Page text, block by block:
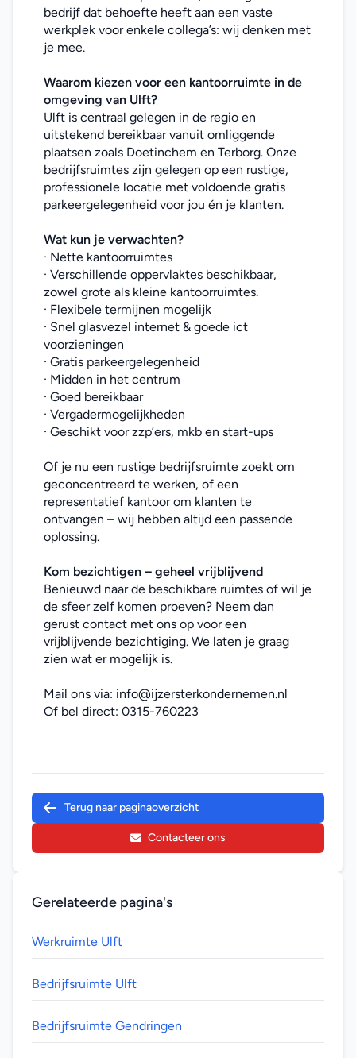
bedrijf dat behoefte heeft aan een vaste
werkplek voor enkele collega’s: wij denken met
je mee.
Waarom kiezen voor een kantoorruimte in de
omgeving van Ulft?
Ulft is centraal gelegen in de regio en
uitstekend bereikbaar vanuit omliggende
plaatsen zoals Doetinchem en Terborg. Onze
bedrijfsruimtes zijn gelegen op een rustige,
professionele locatie met voldoende gratis
parkeergelegenheid voor jou én je klanten.
Wat kun je verwachten?
· Nette kantoorruimtes
· Verschillende oppervlaktes beschikbaar,
zowel grote als kleine kantoorruimtes.
· Flexibele termijnen mogelijk
· Snel glasvezel internet & goede ict
voorzieningen
· Gratis parkeergelegenheid
· Midden in het centrum
· Goed bereikbaar
· Vergadermogelijkheden
· Geschikt voor zzp’ers, mkb en start-ups
Of je nu een rustige bedrijfsruimte zoekt om
geconcentreerd te werken, of een
representatief kantoor om klanten te
ontvangen – wij hebben altijd een passende
oplossing.
Kom bezichtigen – geheel vrijblijvend
Benieuwd naar de beschikbare ruimtes of wil je
de sfeer zelf komen proeven? Neem dan
gerust contact met ons op voor een
vrijblijvende bezichtiging. We laten je graag
zien wat er mogelijk is.
Mail ons via: info@ijzersterkondernemen.nl
Of bel direct: 0315-760223
Terug naar paginaoverzicht
Contacteer ons
Gerelateerde pagina's
Werkruimte Ulft
Bedrijfsruimte Ulft
Bedrijfsruimte Gendringen